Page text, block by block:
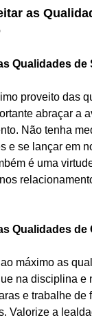
as
Qualidades de
proveito das
abraçar a
Não tenha
e se lançar em
é uma
Qualidades de
máximo as
na disciplina e
e trabalhe de
Valorize a